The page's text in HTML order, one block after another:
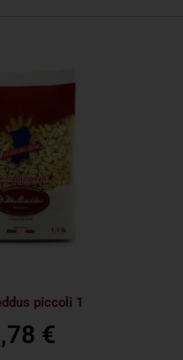
piccoli 1
€